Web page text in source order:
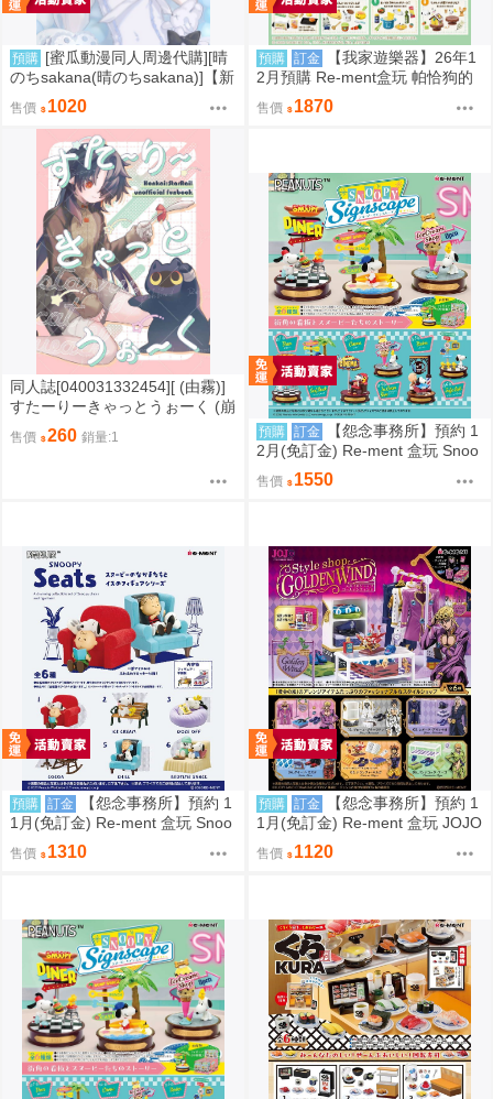
預購 [蜜瓜動漫同人周邊代購][晴
のちsakana(晴のちsakana)]【新
刊セット】dreamin(同人誌)
售價 1020
預購 訂金
【我家遊樂器】26年1
2月預購 Re-ment盒玩 帕恰狗的
鬆軟食譜
售價 1870
同人誌[040031332454][ (由霧)]
すたーりーきゃっとうぉーく (崩
壞星穹鐵道)刃 景元
售價 260 銷量:1 預購 訂金
【怨念事務所】預約 1
2月(免訂金) Re-ment 盒玩 Snoo
py 史努比 街角招牌場景 中盒6入
0823
售價 1550
預購 訂金
【怨念事務所】預約 1
1月(免訂金) Re-ment 盒玩 Snoo
py 史努比 悠閒座椅場景 中盒6入
0823
售價 1310
預購 訂金
【怨念事務所】預約 1
1月(免訂金) Re-ment 盒玩 JOJO
的奇妙冒險 服裝精品店 黃金之風
中盒6入 0823
售價 1120